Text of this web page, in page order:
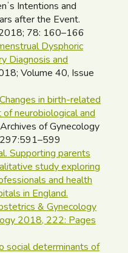
Intentions and
after the Event.
78: 160–166
Dysphoric
Diagnosis and
Volume 40, Issue
Changes in birth-related
neurobiological and
of Gynecology
Supporting parents
study exploring
and health
in England.
& Gynecology
2018, 222: Pages
social determinants of